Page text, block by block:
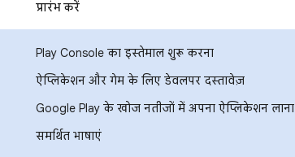
प्रारंभ करें
Play Console का इस्तेमाल शुरू करना
ऐप्लिकेशन और गेम के लिए डेवलपर दस्तावेज़
Google Play के खोज नतीजों में अपना ऐप्लिकेशन लाना
समर्थित भाषाएं